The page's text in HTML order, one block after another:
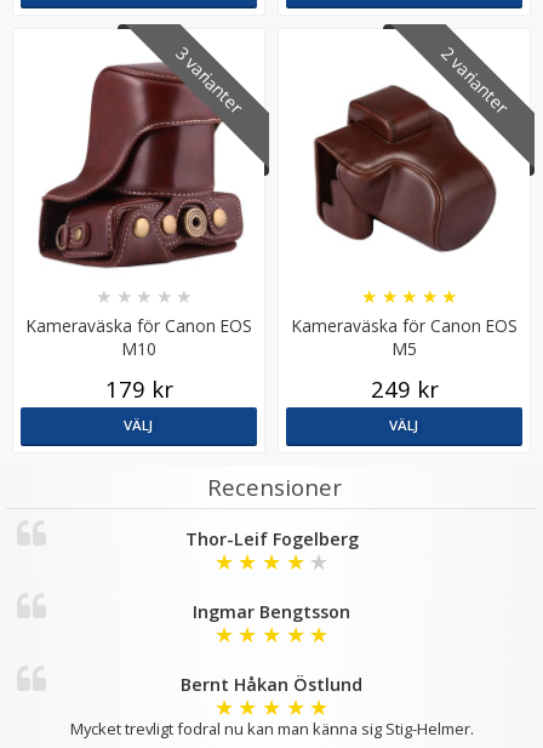
LÄGG I VARUKORG
JJC Blixtskoskydd svart Hot-Shoe Cover för Fujifilm
kameror
★★★★★
59 kr
3 varianter
Kameraväska för Canon EOS
M10
★ ★ ★ ★ ★
179 kr
VÄLJ
2 varianter
Kameraväska för Canon EOS
M5
★ ★ ★ ★ ★
249 kr
VÄLJ
Recensioner
Thor-Leif Fogelberg
★ ★ ★ ★ ★
Ingmar Bengtsson
★ ★ ★ ★ ★
Bernt Håkan Östlund
★ ★ ★ ★ ★
Mycket trevligt fodral nu kan man känna sig Stig-Helmer.